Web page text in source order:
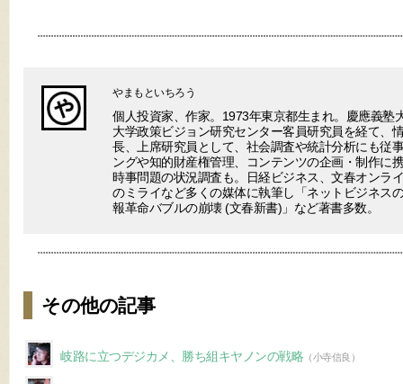
やまもといちろう
個人投資家、作家。1973年東京都生まれ。慶應義塾
大学政策ビジョン研究センター客員研究員を経て、
長、上席研究員として、社会調査や統計分析にも従
ングや知的財産権管理、コンテンツの企画・制作に
時事問題の状況調査も。日経ビジネス、文春オンラ
のミライなど多くの媒体に執筆し「ネットビジネス
報革命バブルの崩壊 (文春新書)」など著書多数。
その他の記事
岐路に立つデジカメ、勝ち組キヤノンの戦略 （小寺信良）